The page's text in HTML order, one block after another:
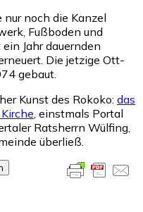
noch die Kanzel
Fußboden und
Jahr dauernden
Die jetzige Ott-
gebaut.
Kunst des Rokoko: das
, einstmals Portal
Ratsherrn Wülfing,
überließ.